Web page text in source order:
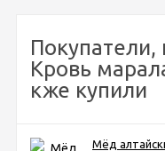
Кровь
кже купили
Мёд